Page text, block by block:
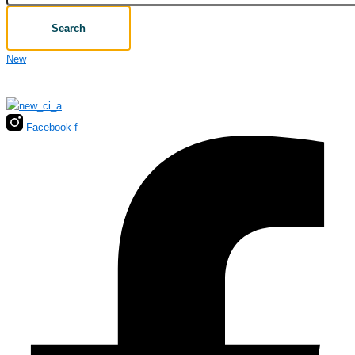
Search
New
Facebook-f